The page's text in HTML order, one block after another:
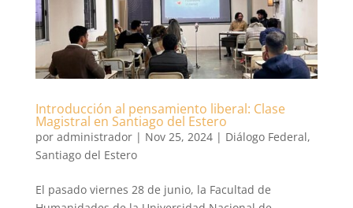
Introducción al pensamiento liberal: Clase
Magistral en Santiago del Estero
por administrador| Nov 25, 2024| Diálogo Federal,
Santiago del Estero
El pasado viernes 28 de junio, la Facultad de